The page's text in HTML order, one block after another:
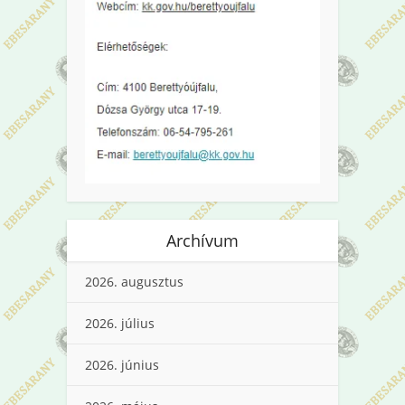
Archívum
2026. augusztus
2026. július
2026. június